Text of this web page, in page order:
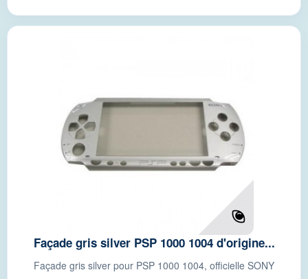
Façade gris silver PSP 1000 1004 d'origine...
Façade gris silver pour PSP 1000 1004, officielle SONY